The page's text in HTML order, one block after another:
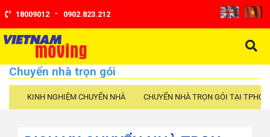
18009012 - 0902.823.212
Chuyển nhà trọn gói
KINH NGHIỆM CHUYỂN NHÀ CHUYỂN NHÀ TRỌN GÓI TẠI TPHCM